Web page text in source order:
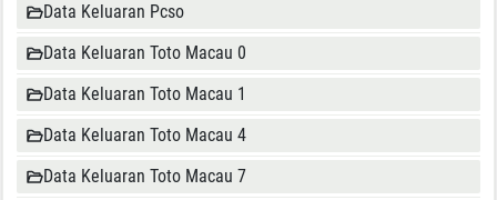
Data Keluaran Pcso
Data Keluaran Toto Macau 0
Data Keluaran Toto Macau 1
Data Keluaran Toto Macau 4
Data Keluaran Toto Macau 7